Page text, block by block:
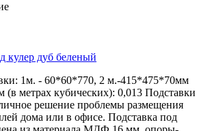
кулер дуб беленый
1м. - 60*60*770, 2 м.-415*475*70мм
(в метрах кубических): 0,013 Подставки
решение проблемы размещения
дома или в офисе. Подставка под